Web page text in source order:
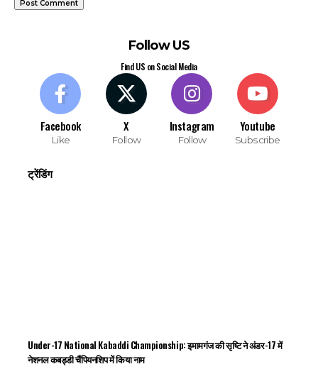
Follow US
Find US on Social Media
Facebook
Like
X
Follow
Instagram
Follow
Youtube
Subscribe
ट्रेंडिंग
Under-17 National Kabaddi Championship: इमामगंज की सृष्टि ने अंडर-17 में
नेशनल कबड्डी चैंपियनशिप में किया नाम